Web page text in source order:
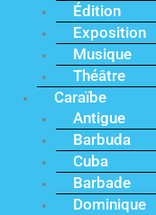
Édition
Exposition
Musique
Théâtre
Caraïbe
Antigue
Barbuda
Cuba
Barbade
Dominique